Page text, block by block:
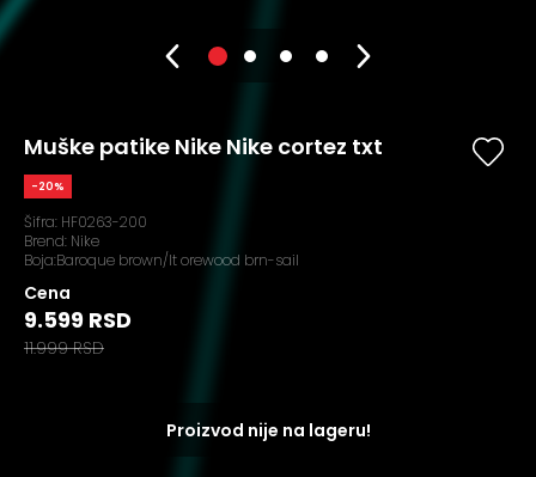
Muške patike Nike Nike cortez txt
-20%
Šifra: HF0263-200
Brend: Nike
Boja:Baroque brown/lt orewood brn-sail
Cena
9.599 RSD
11.999 RSD
Proizvod nije na lageru!